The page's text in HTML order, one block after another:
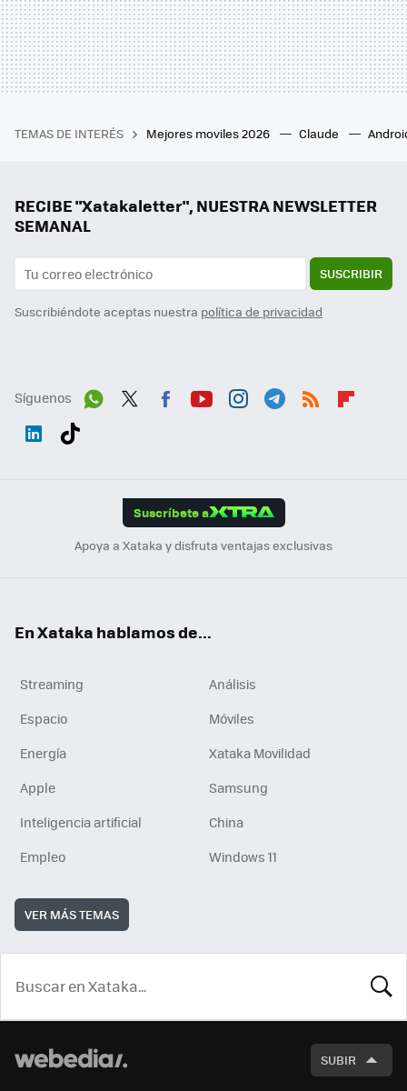
TEMAS DE INTERÉS Mejores moviles 2026 Claude
RECIBE "Xatakaletter", NUESTRA NEWSLETTER
SEMANAL
SUSCRIBIR
Suscribiéndote aceptas nuestra política de privacidad
Síguenos
Suscríbete a
Apoya a Xataka y disfruta ventajas exclusivas
En Xataka hablamos de...
Streaming
Análisis
Espacio
Móviles
Energía
Xataka Movilidad
Apple
Samsung
Inteligencia artificial
China
Empleo
Windows 11
VER MÁS TEMAS
SUBIR